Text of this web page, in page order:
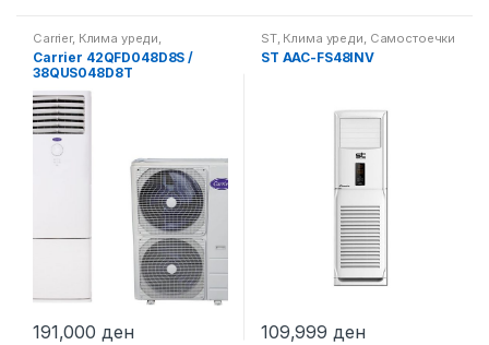
Carrier, Клима уреди
Самостоечки клима уреди
Carrier 42QFD048D8S /
38QUS048D8T
191,000 ден
ST, Клима уреди Самостоечки
клима уреди
ST AAC-FS48INV
109,999 ден